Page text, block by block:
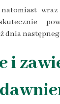
dnia
i